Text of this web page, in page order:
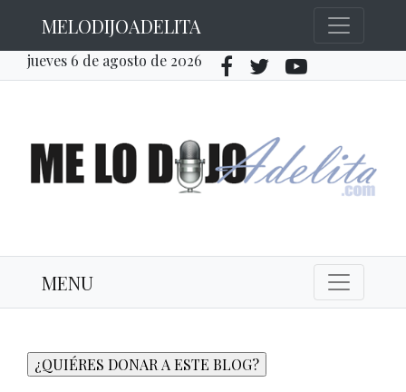
MELODIJOADELITA
jueves 6 de agosto de 2026
MENU